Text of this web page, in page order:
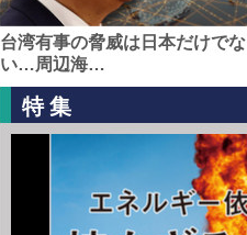
台湾有事の脅威は日本だけでな
い…周辺海…
特集